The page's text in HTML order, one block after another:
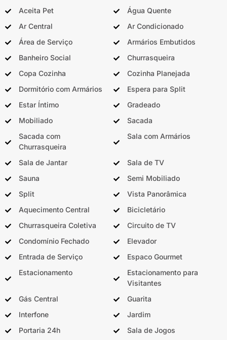
Aceita Pet
Água Quente
Ar Central
Ar Condicionado
Área de Serviço
Armários Embutidos
Banheiro Social
Churrasqueira
Copa Cozinha
Cozinha Planejada
Dormitório com Armários
Espera para Split
Estar Íntimo
Gradeado
Mobiliado
Sacada
Sacada com
Churrasqueira
Sala com Armários
Sala de Jantar
Sala de TV
Sauna
Semi Mobiliado
Split
Vista Panorâmica
Aquecimento Central
Bicicletário
Churrasqueira Coletiva
Circuito de TV
Condomínio Fechado
Elevador
Entrada de Serviço
Espaco Gourmet
Estacionamento
Estacionamento para
Visitantes
Gás Central
Guarita
Interfone
Jardim
Portaria 24h
Sala de Jogos